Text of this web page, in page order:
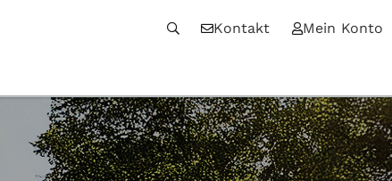
Kontakt Mein Konto